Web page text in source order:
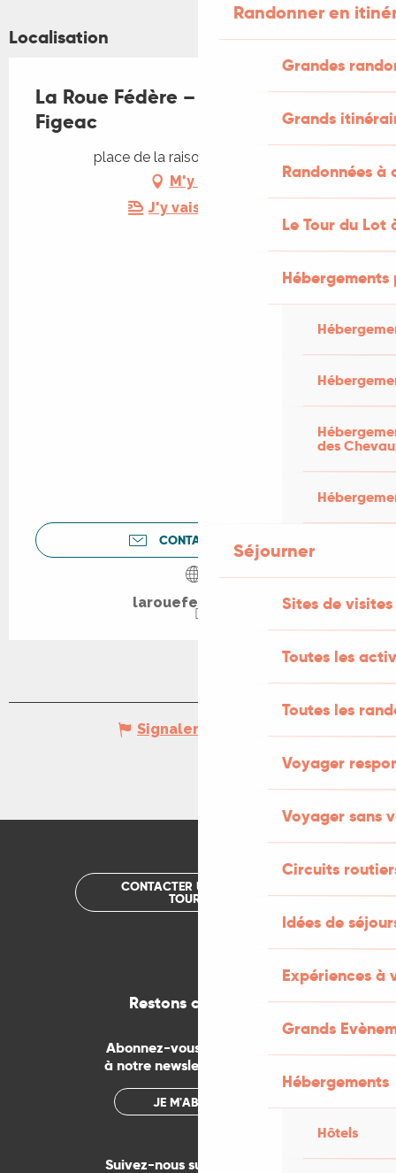
Randonner en
Grandes
Grands
Randonnées
Le Tour du Lot
des
Séjourner
Sites de visites
Toutes les
Toutes les
Voyager
Voyager sans
Circuits
Idées de
Expériences à
Grands
Hébergements
Hôtels
Localisation
La Roue Fédère – Vélo parade à
Figeac
place de la raison, 46100 Figeac
M'y rendre
J'y vais en train !
CONTACTEZ-NOUS
larouefedere.org
Signaler une erreur
CONTACTER UN OFFICE DE
TOURISME
Restons connectés
Abonnez-vous gratuitement
à notre newsletter mensuelle
JE M'ABONNE
Suivez-nous sur les réseaux !